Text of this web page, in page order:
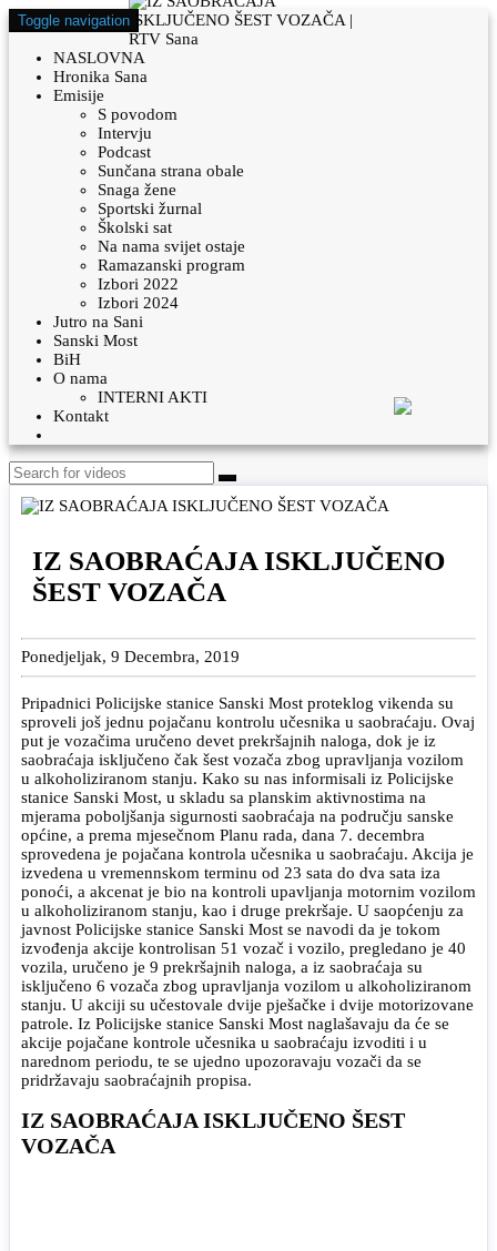
Toggle navigation
NASLOVNA
Hronika Sana
Emisije
S povodom
Intervju
Podcast
Sunčana strana obale
Snaga žene
Sportski žurnal
Školski sat
Na nama svijet ostaje
Ramazanski program
Izbori 2022
Izbori 2024
Jutro na Sani
Sanski Most
BiH
O nama
INTERNI AKTI
Kontakt
IZ SAOBRAĆAJA ISKLJUČENO
ŠEST VOZAČA
Ponedjeljak, 9 Decembra, 2019
Pripadnici Policijske stanice Sanski Most proteklog vikenda su
sproveli još jednu pojačanu kontrolu učesnika u saobraćaju. Ovaj
put je vozačima uručeno devet prekršajnih naloga, dok je iz
saobraćaja isključeno čak šest vozača zbog upravljanja vozilom
u alkoholiziranom stanju. Kako su nas informisali iz Policijske
stanice Sanski Most, u skladu sa planskim aktivnostima na
mjerama poboljšanja sigurnosti saobraćaja na području sanske
općine, a prema mjesečnom Planu rada, dana 7. decembra
sprovedena je pojačana kontrola učesnika u saobraćaju. Akcija je
izvedena u vremennskom terminu od 23 sata do dva sata iza
ponoći, a akcenat je bio na kontroli upavljanja motornim vozilom
u alkoholiziranom stanju, kao i druge prekršaje. U saopćenju za
javnost Policijske stanice Sanski Most se navodi da je tokom
izvođenja akcije kontrolisan 51 vozač i vozilo, pregledano je 40
vozila, uručeno je 9 prekršajnih naloga, a iz saobraćaja su
isključeno 6 vozača zbog upravljanja vozilom u alkoholiziranom
stanju. U akciji su učestovale dvije pješačke i dvije motorizovane
patrole. Iz Policijske stanice Sanski Most naglašavaju da će se
akcije pojačane kontrole učesnika u saobraćaju izvoditi i u
narednom periodu, te se ujedno upozoravaju vozači da se
pridržavaju saobraćajnih propisa.
IZ SAOBRAĆAJA ISKLJUČENO ŠEST
VOZAČA